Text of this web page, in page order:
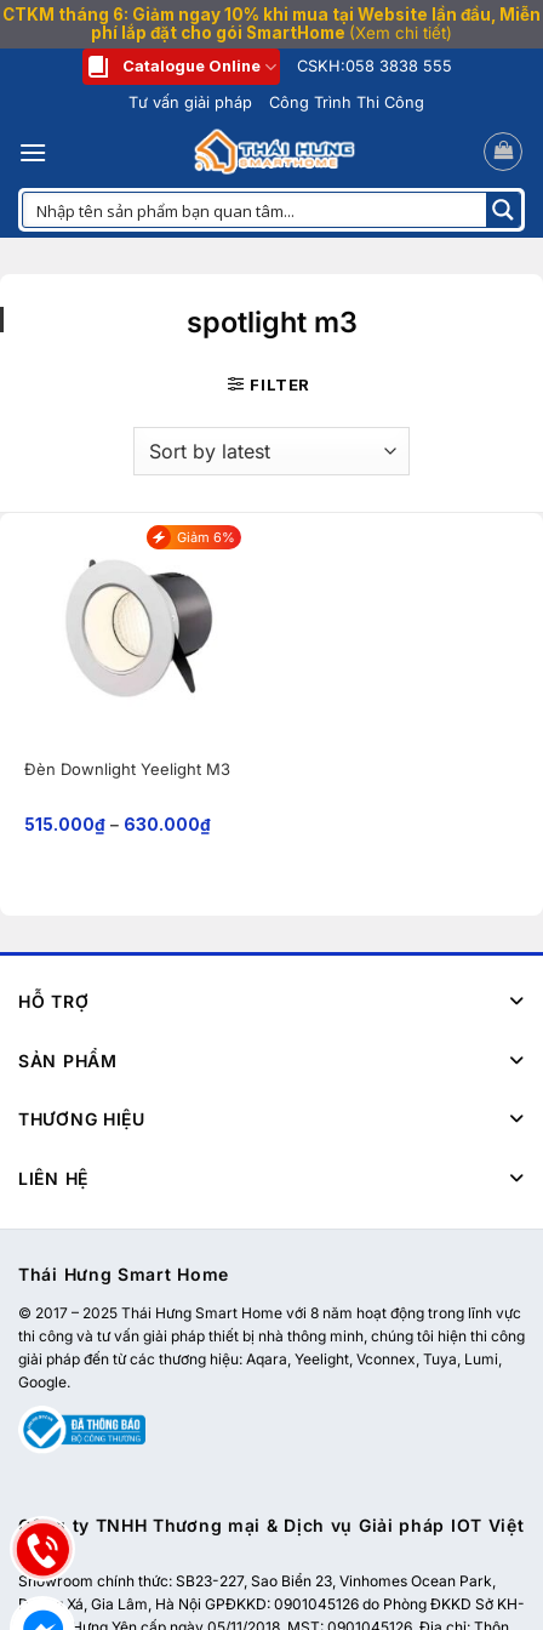
CTKM tháng 6: Giảm ngay 10% khi mua tại Website lần đầu, Miễn
phí lắp đặt cho gói SmartHome (Xem chi tiết)
dung
Catalogue Online CSKH:058 3838 555
Tư vấn giải pháp
Công Trình Thi Công
spotlight m3
FILTER
Giảm 6%
Đèn Downlight Yeelight M3
515.000₫– 630.000₫
HỖ TRỢ
SẢN PHẨM
THƯƠNG HIỆU
LIÊN HỆ
Thái Hưng Smart Home
© 2017 – 2025 Thái Hưng Smart Home với 8 năm hoạt động trong lĩnh vực
thi công và tư vấn giải pháp thiết bị nhà thông minh, chúng tôi hiện thi công
giải pháp đến từ các thương hiệu: Aqara, Yeelight, Vconnex, Tuya, Lumi,
Google.
Công ty TNHH Thương mại & Dịch vụ Giải pháp IOT Việt
Nam
Showroom chính thức: SB23-227, Sao Biển 23, Vinhomes Ocean Park,
Dương Xá, Gia Lâm, Hà Nội GPĐKKD: 0901045126 do Phòng ĐKKD Sở KH-